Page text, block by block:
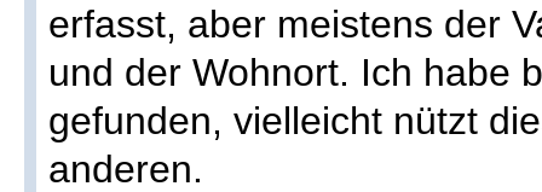
erfasst, aber meistens der
und der Wohnort. Ich habe
gefunden, vielleicht nützt
anderen.